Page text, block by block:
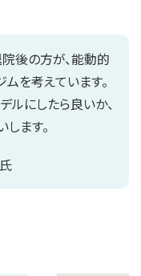
後の方が、能動的
ムを考えています。
ルにしたら良いか、
ます。